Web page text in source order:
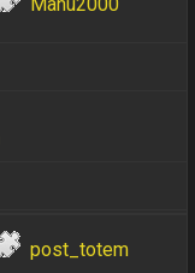
Manu2000
post_totem